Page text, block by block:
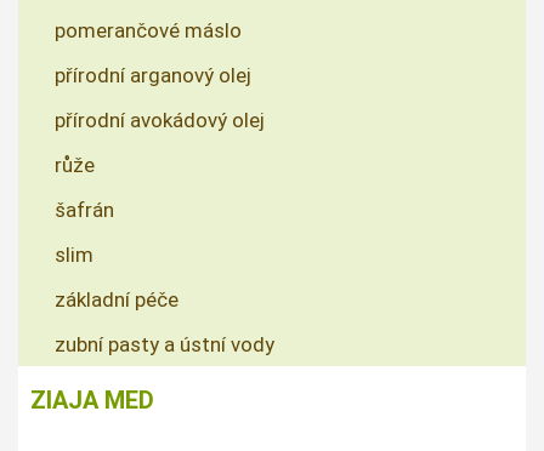
pomerančové máslo
přírodní arganový olej
přírodní avokádový olej
růže
šafrán
slim
základní péče
zubní pasty a ústní vody
ZIAJA MED